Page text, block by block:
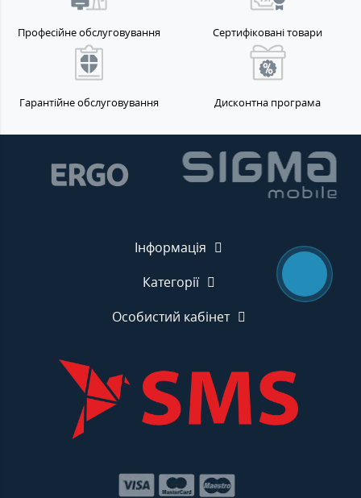
Професійне обслуговування Сертифіковані товари
Гарантійне обслуговування Дисконтна програма
Інформація
Категорії
Особистий кабінет